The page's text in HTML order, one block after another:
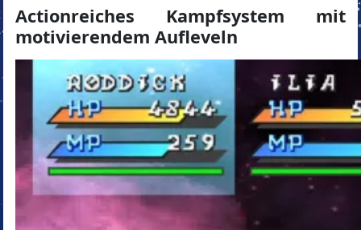
Actionreiches Kampfsystem mit
motivierendem Aufleveln